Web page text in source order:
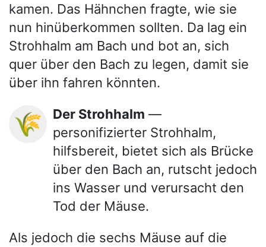
kamen. Das Hähnchen fragte, wie sie
nun hinüberkommen sollten. Da lag ein
Strohhalm am Bach und bot an, sich
quer über den Bach zu legen, damit sie
über ihn fahren könnten.
🌾 Der Strohhalm —
personifizierter Strohhalm,
hilfsbereit, bietet sich als Brücke
über den Bach an, rutscht jedoch
ins Wasser und verursacht den
Tod der Mäuse.
Als jedoch die sechs Mäuse auf die